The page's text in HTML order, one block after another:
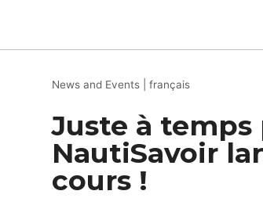
News and Events français
Juste à temps
NautiSavoir
cours !